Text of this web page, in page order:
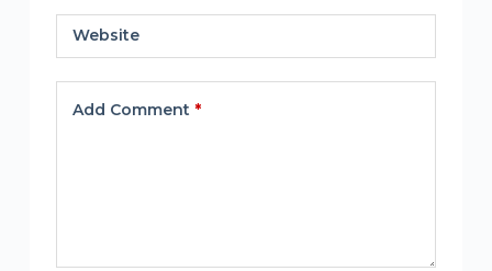
Website
Add Comment *